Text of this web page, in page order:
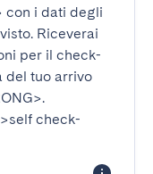
con i dati degli
Riceverai
per il check-
del tuo arrivo
.
check-